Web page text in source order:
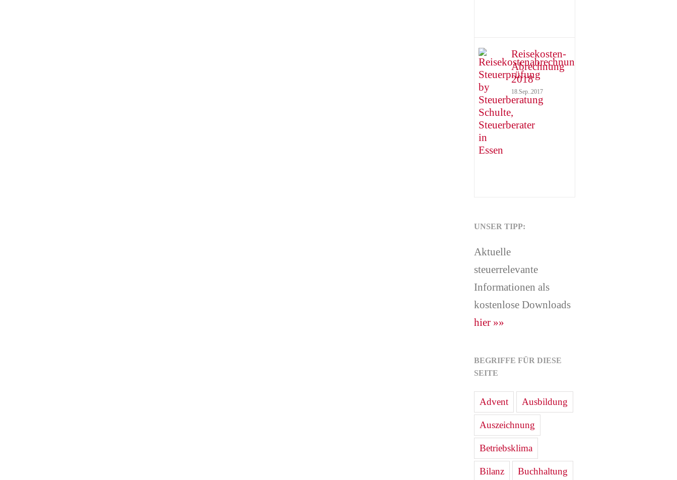
Reisekosten-
Abrechnung
2018
18.Sep..2017
UNSER TIPP:
Aktuelle
steuerrelevante
Informationen als
kostenlose Downloads
hier »»
BEGRIFFE FÜR DIESE
SEITE
Advent Ausbildung
Auszeichnung
Betriebsklima
Bilanz Buchhaltung